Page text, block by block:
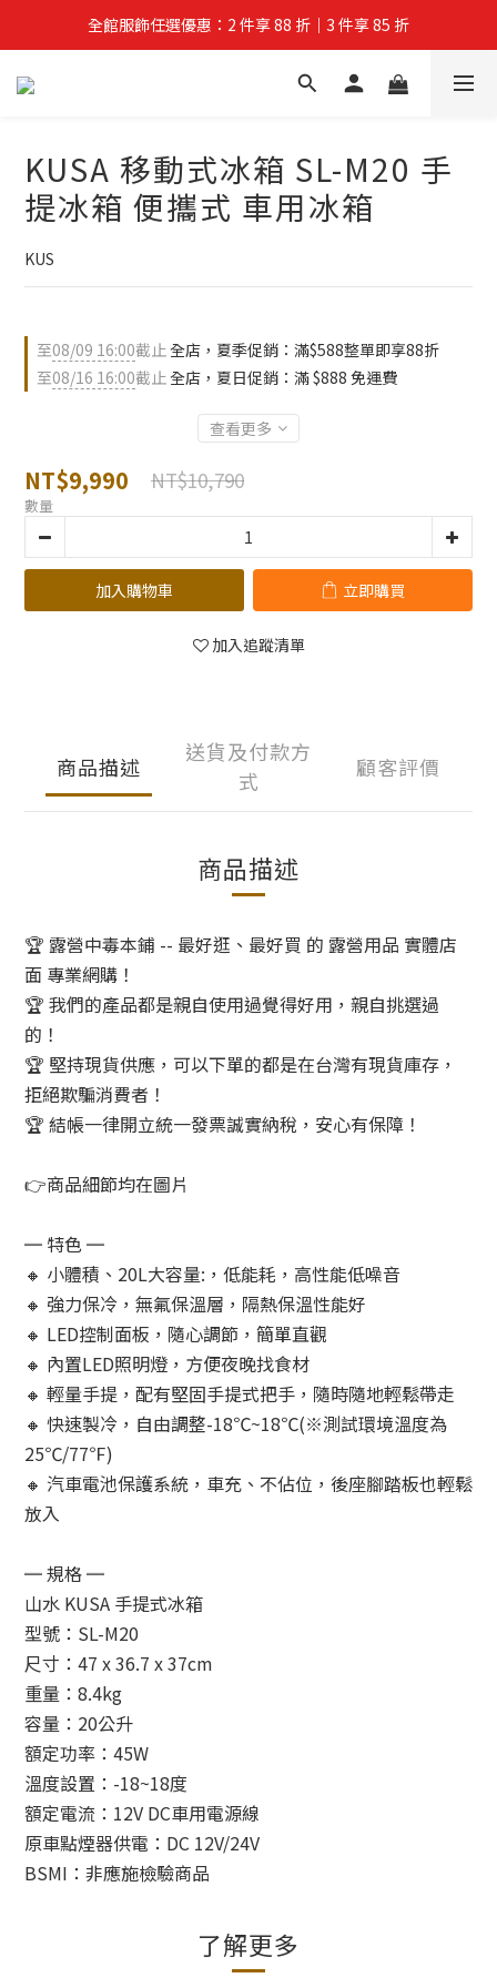
夏拚Go物節：滿 $588 全店狂打 88 折
全館服飾任選優惠：2 件享 88 折｜3 件享 85 折
夏拚Go物節：滿 $588 全店狂打 88 折
KUSA 移動式冰箱 SL-M20 手
提冰箱 便攜式 車用冰箱
KUS
至08/09 16:00截止全店，夏季促銷：滿$588整單即享88折
至08/16 16:00截止全店，夏日促銷：滿 $888 免運費
查看更多
NT$9,990 NT$10,790
數量
加入購物車 立即購買
加入追蹤清單
商品描述
送貨及付款方
式
顧客評價
商品描述
🏆 露營中毒本鋪 -- 最好逛、最好買 的 露營用品 實體店
面 專業網購！
🏆 我們的產品都是親自使用過覺得好用，親自挑選過
的！
🏆 堅持現貨供應，可以下單的都是在台灣有現貨庫存，
拒絕欺騙消費者！
🏆 結帳一律開立統一發票誠實納稅，安心有保障！
👉商品細節均在圖片
═ 特色 ═
🔸 小體積、20L大容量:，低能耗，高性能低噪音
🔸 強力保冷，無氟保溫層，隔熱保溫性能好
🔸 LED控制面板，隨心調節，簡單直觀
🔸 內置LED照明燈，方便夜晚找食材
🔸 輕量手提，配有堅固手提式把手，隨時隨地輕鬆帶走
🔸 快速製冷，自由調整-18℃~18℃(※測試環境溫度為
25℃/77℉)
🔸 汽車電池保護系統，車充、不佔位，後座腳踏板也輕鬆
放入
═ 規格 ═
山水 KUSA 手提式冰箱
型號：SL-M20
尺寸：47 x 36.7 x 37cm
重量：8.4kg
容量：20公升
額定功率：45W
溫度設置：-18~18度
額定電流：12V DC車用電源線
原車點煙器供電：DC 12V/24V
BSMI：非應施檢驗商品
了解更多